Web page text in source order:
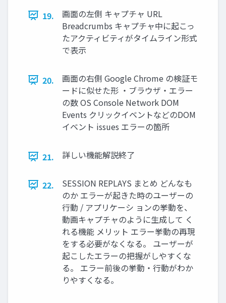
19.
画面の左側 キャプチャ URL
Breadcrumbs キャプチャ中に起こっ
たアクティビティがタイムライン形式
で表示
20.
画面の右側 Google Chrome の検証モ
ードに似せた形 ・ブラウザ・エラー
の数 OS Console Network DOM
Events クリックイベントなどのDOM
イベント issues エラーの箇所
21. 詳しい機能解説終了
22.
SESSION REPLAYS まとめ どんなも
のか エラーが起きた時のユーザーの
行動 / アプリケーシ ョンの挙動を、
動画キャプチャのように生成して く
れる機能 メリット エラー挙動の再現
をする必要がなくなる。 ユーザーが
起こしたエラーの把握がしやすくな
る。 エラー前後の挙動・行動がわか
りやすくなる。